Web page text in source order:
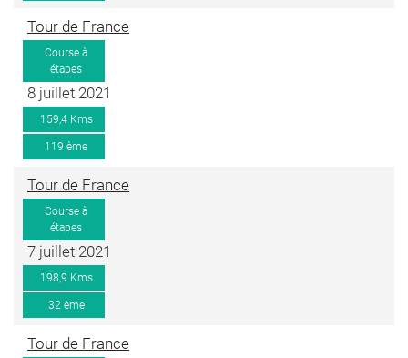
Tour de France
Course à
étapes
8 juillet 2021
159,4 Kms
119 ème
Tour de France
Course à
étapes
7 juillet 2021
198,9 Kms
32 ème
Tour de France